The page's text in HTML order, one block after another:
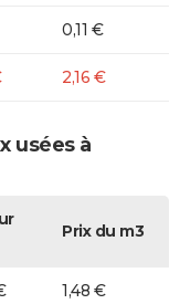
0,11 €
2,16 €
usées à
Prix du m3
1,48 €